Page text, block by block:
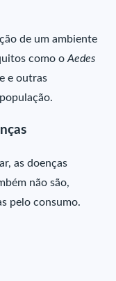
de um ambiente
como oAedes
e outras
as doenças
não são,
pelo consumo.